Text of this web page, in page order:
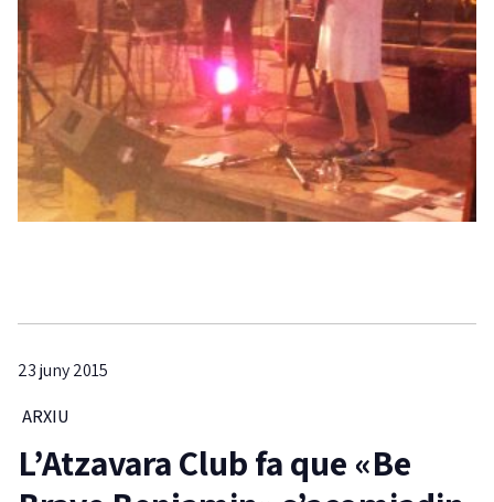
23 juny 2015
ARXIU
L’Atzavara Club fa que «Be